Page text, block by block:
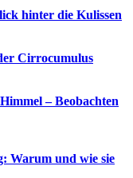
hinter die Kulissen
Cirrocumulus
– Beobachten
Warum und wie sie